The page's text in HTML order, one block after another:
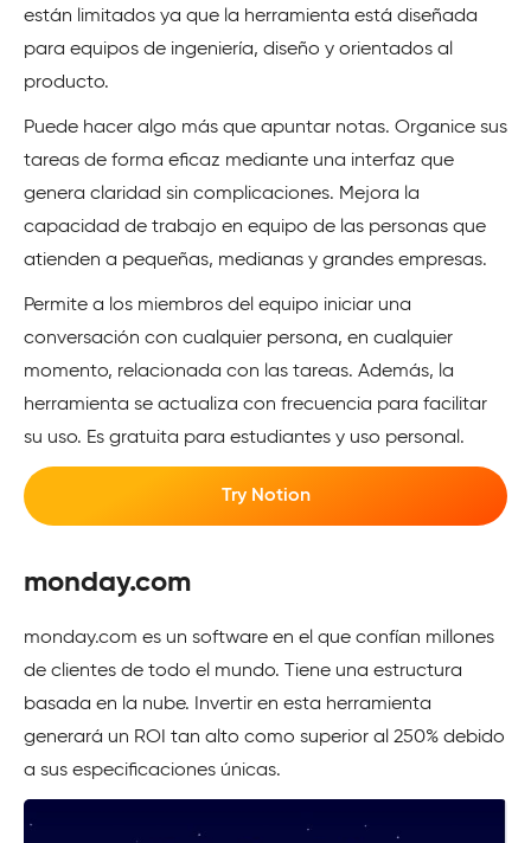
están limitados ya que la herramienta está diseñada
para equipos de ingeniería, diseño y orientados al
producto.
Puede hacer algo más que apuntar notas. Organice sus
tareas de forma eficaz mediante una interfaz que
genera claridad sin complicaciones. Mejora la
capacidad de trabajo en equipo de las personas que
atienden a pequeñas, medianas y grandes empresas.
Permite a los miembros del equipo iniciar una
conversación con cualquier persona, en cualquier
momento, relacionada con las tareas. Además, la
herramienta se actualiza con frecuencia para facilitar
su uso. Es gratuita para estudiantes y uso personal.
Try Notion
monday.com
monday.com es un software en el que confían millones
de clientes de todo el mundo. Tiene una estructura
basada en la nube. Invertir en esta herramienta
generará un ROI tan alto como superior al 250% debido
a sus especificaciones únicas.